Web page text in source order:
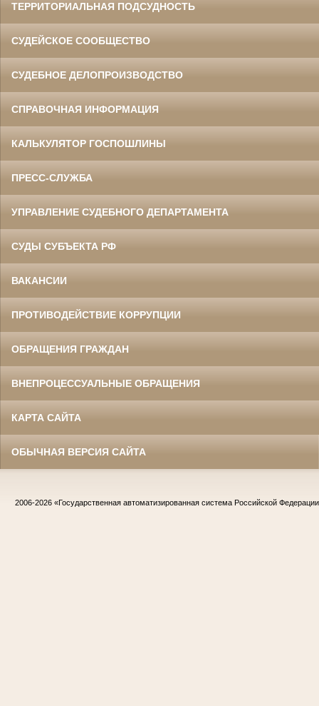
ТЕРРИТОРИАЛЬНАЯ ПОДСУДНОСТЬ
СУДЕЙСКОЕ СООБЩЕСТВО
СУДЕБНОЕ ДЕЛОПРОИЗВОДСТВО
СПРАВОЧНАЯ ИНФОРМАЦИЯ
КАЛЬКУЛЯТОР ГОСПОШЛИНЫ
ПРЕСС-СЛУЖБА
УПРАВЛЕНИЕ СУДЕБНОГО ДЕПАРТАМЕНТА
СУДЫ СУБЪЕКТА РФ
ВАКАНСИИ
ПРОТИВОДЕЙСТВИЕ КОРРУПЦИИ
ОБРАЩЕНИЯ ГРАЖДАН
ВНЕПРОЦЕССУАЛЬНЫЕ ОБРАЩЕНИЯ
КАРТА САЙТА
ОБЫЧНАЯ ВЕРСИЯ САЙТА
2006-2026 «Государственная автоматизированная система Российской